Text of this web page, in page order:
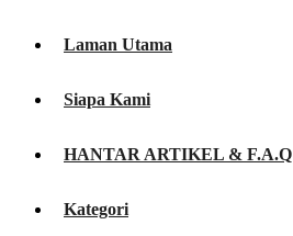
Laman Utama
Siapa Kami
HANTAR ARTIKEL & F.A.Q
Kategori